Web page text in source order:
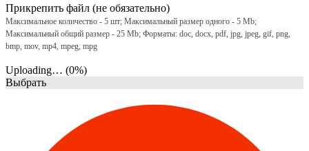
Прикрепить файл (не обязательно)
Максимальное количество - 5 шт; Максимальный размер одного - 5 Mb;
Максимальный общий размер - 25 Mb; Форматы: doc, docx, pdf, jpg, jpeg, gif, png,
bmp, mov, mp4, mpeg, mpg
Uploading… (0%)
Выбрать